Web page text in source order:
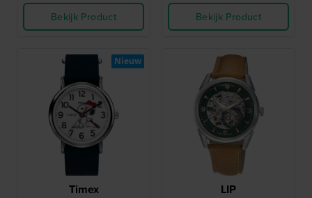
Bekijk Product
Bekijk Product
Timex
Nieuw
LIP